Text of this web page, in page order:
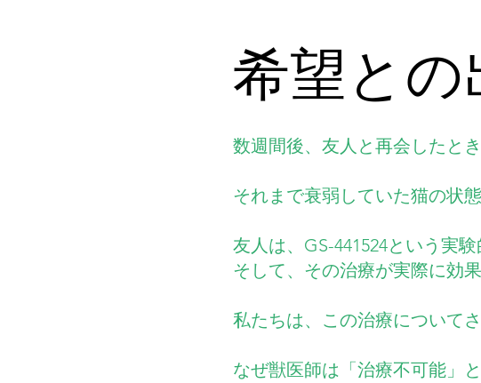
希望との
数週間後、友人と再会したと
それまで衰弱していた猫の状
友人は、GS-441524という実
そして、その治療が実際に効
私たちは、この治療について
なぜ獣医師は「治療不可能」と